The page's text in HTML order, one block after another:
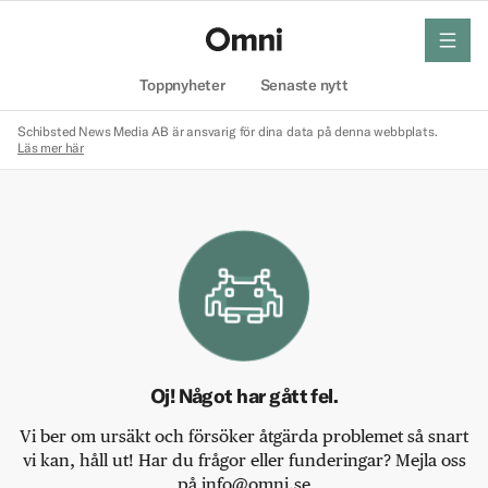
Toppnyheter Senaste nytt
meny
Schibsted News Media AB är ansvarig för dina data på denna webbplats.
Läs mer här
Oj! Något har gått fel.
Vi ber om ursäkt och försöker åtgärda problemet så snart
vi kan, håll ut! Har du frågor eller funderingar? Mejla oss